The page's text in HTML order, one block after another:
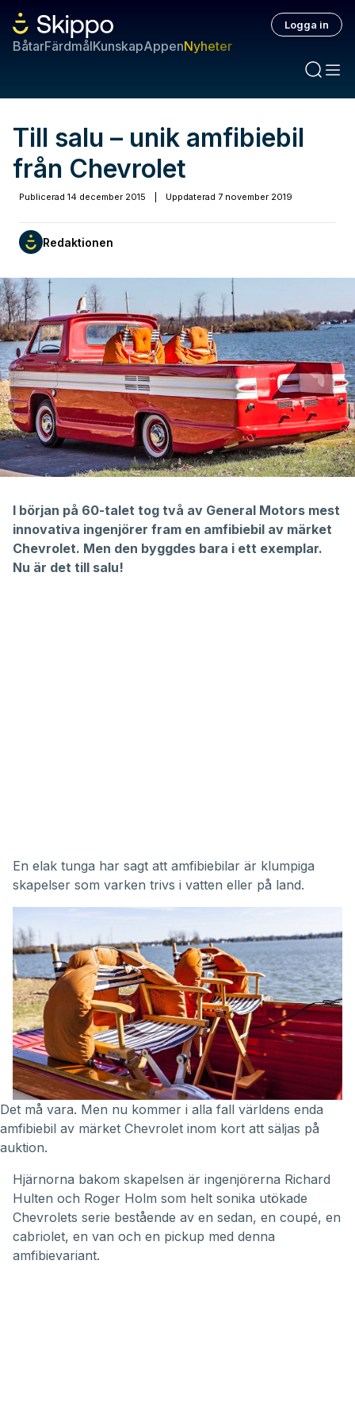
BåtarFärdmålKunskapAppenNyheter
Logga in
Till salu – unik amfibiebil
från Chevrolet
Publicerad 14 december 2015 Uppdaterad 7 november 2019
Redaktionen
I början på 60-talet tog två av General Motors mest
innovativa ingenjörer fram en amfibiebil av märket
Chevrolet. Men den byggdes bara i ett exemplar.
Nu är det till salu!
En elak tunga har sagt att amfibiebilar är klumpiga
skapelser som varken trivs i vatten eller på land.
Det må vara. Men nu kommer i alla fall världens enda
amfibiebil av märket Chevrolet inom kort att säljas på
auktion.
Hjärnorna bakom skapelsen är ingenjörerna Richard
Hulten och Roger Holm som helt sonika utökade
Chevrolets serie bestående av en sedan, en coupé, en
cabriolet, en van och en pickup med denna
amfibievariant.